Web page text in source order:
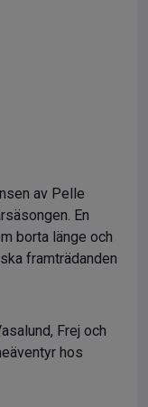
av Pelle
En
borta länge och
framträdanden
Frej och
hos